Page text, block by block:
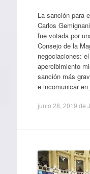
La sanción para
Carlos
fue votada por
Consejo de la
negociaciones:
apercibimiento
sanción más
e incomunicar
junio 28, 2019 de